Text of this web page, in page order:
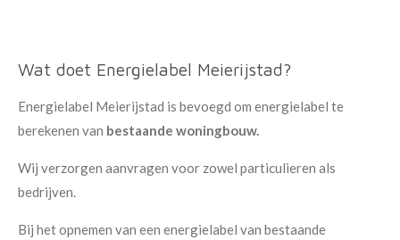
Wat doet Energielabel Meierijstad?
Energielabel Meierijstad is bevoegd om energielabel te
berekenen van bestaande woningbouw.
Wij verzorgen aanvragen voor zowel particulieren als
bedrijven.
Bij het opnemen van een energielabel van bestaande